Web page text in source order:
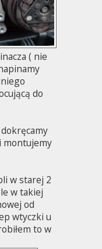
( nie
do
montujemy
w starej 2
w takiej
od
wtyczki u
to w